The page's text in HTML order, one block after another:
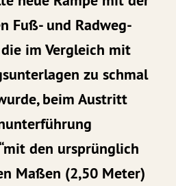
Fuß- und Radweg-
im Vergleich mit
zu schmal
beim Austritt
den ursprünglich
Maßen (2,50 Meter)